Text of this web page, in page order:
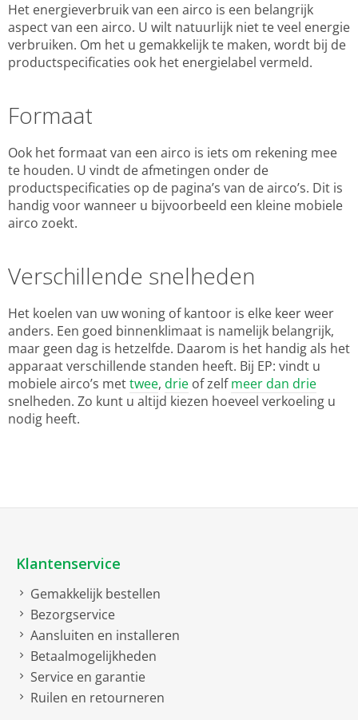
Het energieverbruik van een airco is een belangrijk
aspect van een airco. U wilt natuurlijk niet te veel energie
verbruiken. Om het u gemakkelijk te maken, wordt bij de
productspecificaties ook het energielabel vermeld.
Formaat
Ook het formaat van een airco is iets om rekening mee
te houden. U vindt de afmetingen onder de
productspecificaties op de pagina’s van de airco’s. Dit is
handig voor wanneer u bijvoorbeeld een kleine mobiele
airco zoekt.
Verschillende snelheden
Het koelen van uw woning of kantoor is elke keer weer
anders. Een goed binnenklimaat is namelijk belangrijk,
maar geen dag is hetzelfde. Daarom is het handig als het
apparaat verschillende standen heeft. Bij EP: vindt u
mobiele airco’s mettwee, drie of zelfmeer dan drie
snelheden. Zo kunt u altijd kiezen hoeveel verkoeling u
nodig heeft.
Klantenservice
Gemakkelijk bestellen
Bezorgservice
Aansluiten en installeren
Betaalmogelijkheden
Service en garantie
Ruilen en retourneren